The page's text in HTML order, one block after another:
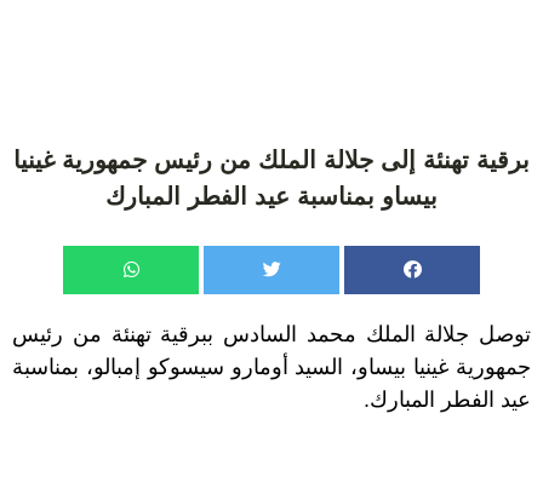
برقية تهنئة إلى جلالة الملك من رئيس جمهورية غينيا
بيساو بمناسبة عيد الفطر المبارك
توصل جلالة الملك محمد السادس ببرقية تهنئة من رئيس
جمهورية غينيا بيساو، السيد أومارو سيسوكو إمبالو، بمناسبة
عيد الفطر المبارك.